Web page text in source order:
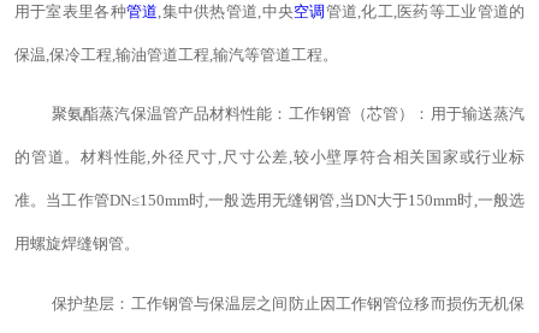
用于室表里各种管道,集中供热管道,中央空调 管道,化工,医药等工业管道的
保温,保冷工程,输油管道工程,输汽等管道工程。
聚氨酯蒸汽保温管产品材料性能：工作钢管（芯管）：用于输送蒸汽
的管道。材料性能,外径尺寸,尺寸公差,较小壁厚符合相关国家或行业标
准。当工作管DN≤150mm时,一般选用无缝钢管,当DN大于150mm时,一般选
用螺旋焊缝钢管。
保护垫层：工作钢管与保温层之间防止因工作钢管位移而损伤无机保